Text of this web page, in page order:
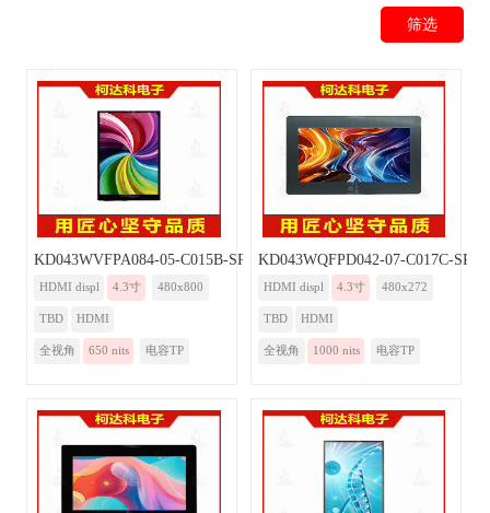
筛选
KD043WVFPA084-05-C015B-SP001A-HDMI
HDMI displ 4.3寸 480x800
TBD HDMI
全视角 650 nits 电容TP
KD043WQFPD042-07-C017C-
HDMI displ 4.3寸 480x272
TBD HDMI
全视角 1000 nits 电容TP